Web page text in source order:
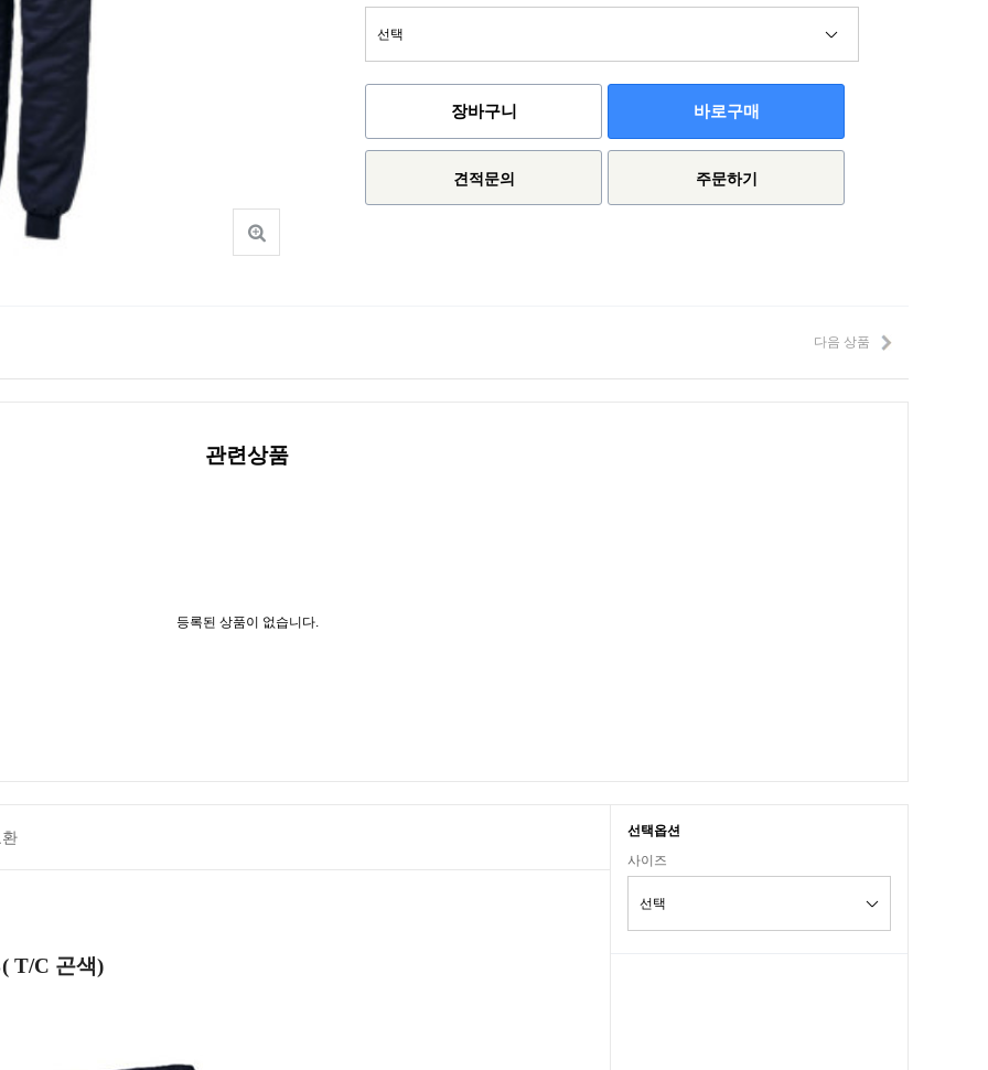
장바구니 바로구매
견적문의 주문하기
다음 상품
관련상품
등록된 상품이 없습니다.
T/C 곤색)
선택옵션
사이즈